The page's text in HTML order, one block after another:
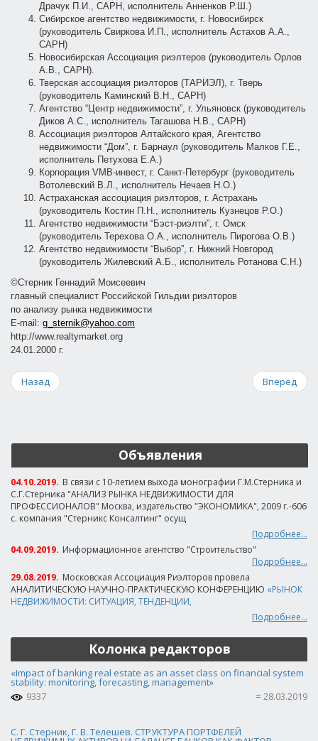
Драчук П.И., САРН, исполнитель Анненков Р.Ш.)
Сибирское агентство недвижимости, г. Новосибирск
(руководитель Свиркова И.П., исполнитель Астахов А.А.,
САРН)
Новосибирская Ассоциация риэлтеров (руководитель Орлов
А.В., САРН).
Тверская ассоциация риэлторов (ТАРИЭЛ), г. Тверь
(руководитель Каминский В.Н., САРН)
Агентство “Центр недвижимости”, г. Ульяновск (руководитель
Диков А.С., исполнитель Тагашова Н.В., САРН)
Ассоциация риэлторов Алтайского края, Агентство
недвижимости “Дом”, г. Барнаул (руководитель Малков Г.Е.,
исполнитель Петухова Е.А.)
Корпорация VMB-инвест, г. Санкт-Петербург (руководитель
Вотолевский В.Л., исполнитель Нечаев Н.О.)
Астраханская ассоциация риэлторов, г. Астрахань
(руководитель Костин П.Н., исполнитель Кузнецов Р.О.)
Агентство недвижимости “Бэст-риэлти”, г. Омск
(руководитель Терехова О.А., исполнитель Пирогова О.В.)
Агентство недвижимости “Выбор”, г. Нижний Новгород
(руководитель Жилевский А.Б., исполнитель Ротанова С.Н.)
©Стерник Геннадий Моисеевич
главный специалист Российской Гильдии риэлторов
по анализу рынка недвижимости
E-mail: g_sternik@yahoo.com
http://www.realtymarket.org
24.01.2000 г.
Назад Вперёд
Объявления
04.10.2019. В связи с 10-летием выхода монографии Г.М.Стерника и
С.Г.Стерника "АНАЛИЗ РЫНКА НЕДВИЖИМОСТИ ДЛЯ
ПРОФЕССИОНАЛОВ" Москва, издательство "ЭКОНОМИКА", 2009 г.-606
с. компания "Стерникс Консалтинг" осущ
Подробнее...
04.09.2019. Информационное агентство "Строительство"
Подробнее...
29.08.2019. Московская Ассоциация Риэлторов провела
АНАЛИТИЧЕСКУЮ НАУЧНО-ПРАКТИЧЕСКУЮ КОНФЕРЕНЦИЮ «РЫНОК
НЕДВИЖИМОСТИ: СИТУАЦИЯ, ТЕНДЕНЦИИ,
Подробнее...
Колонка редакторов
«Impact of banking real estate as an asset class on financial system
stability: monitoring, forecasting, management»
9337
28.03.2019
С. Г. Стерник, Г. В. Телешев. СТРУКТУРА ПОРТФЕЛЕЙ